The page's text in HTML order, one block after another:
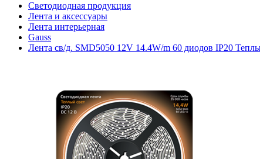
Светодиодная продукция
Лента и аксессуары
Лента интерьерная
Gauss
Лента св/д. SMD5050 12V 14.4W/m 60 диодов IP20